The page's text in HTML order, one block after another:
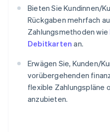
Bieten Sie Kundinnen/
Rückgaben mehrfach
Zahlungsmethoden wie
Debitkarten an.
Erwägen Sie, Kunden/
vorübergehenden
flexible Zahlungspläne
anzubieten.